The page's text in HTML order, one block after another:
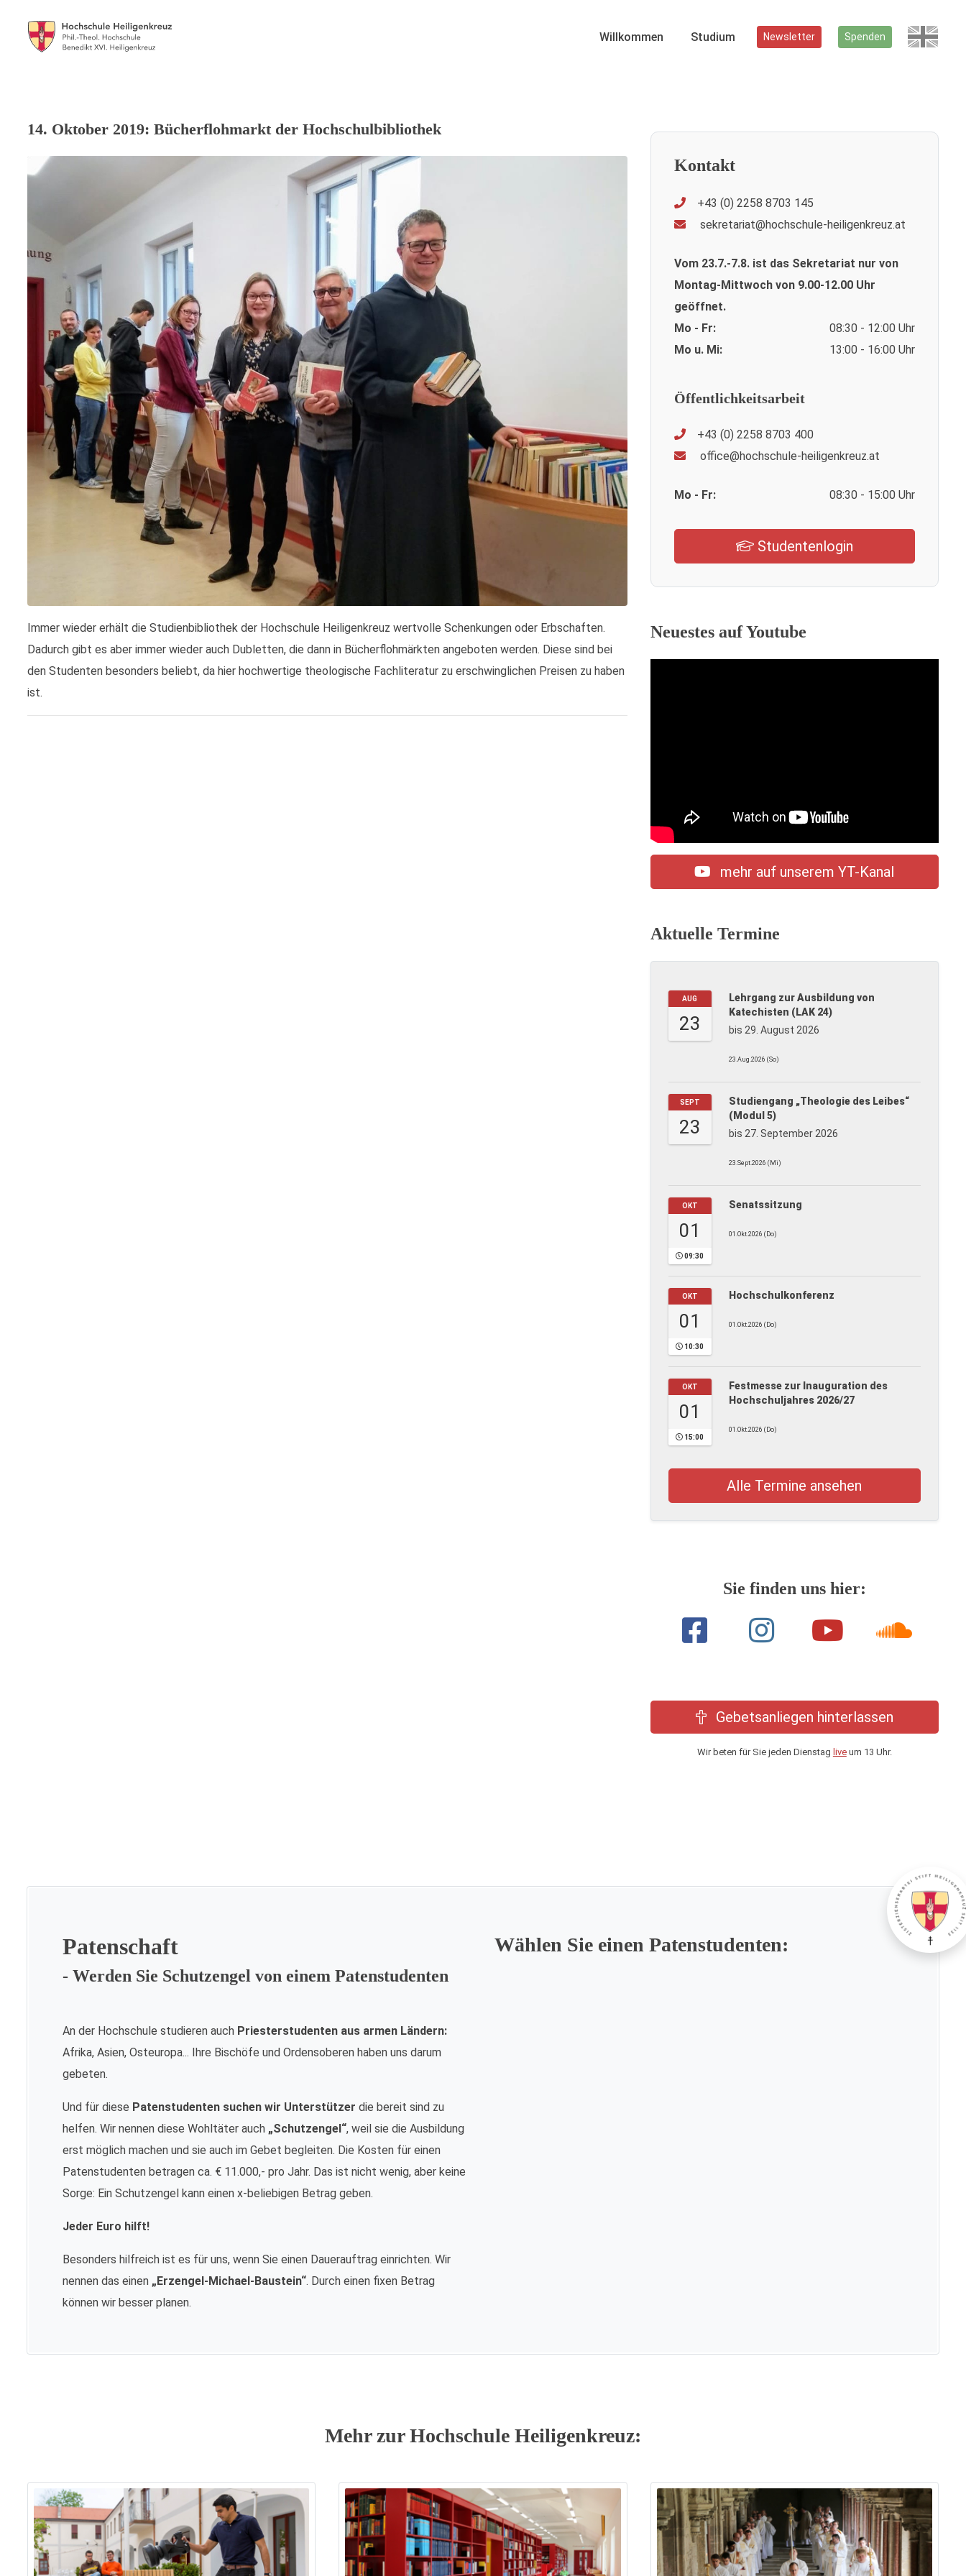
Willkommen Studium Newsletter Spenden
14. Oktober 2019: Bücherflohmarkt der Hochschulbibliothek
Immer wieder erhält die Studienbibliothek der Hochschule Heiligenkreuz wertvolle Schenkungen oder Erbschaften.
Dadurch gibt es aber immer wieder auch Dubletten, die dann in Bücherflohmärkten angeboten werden. Diese sind bei
den Studenten besonders beliebt, da hier hochwertige theologische Fachliteratur zu erschwinglichen Preisen zu haben
ist.
Kontakt
+43 (0) 2258 8703 145
sekretariat@hochschule-heiligenkreuz.at
Vom 23.7.-7.8. ist das Sekretariat nur von
Montag-Mittwoch von 9.00-12.00 Uhr
geöffnet.
Mo - Fr:
08:30 - 12:00 Uhr
Mo u. Mi:
13:00 - 16:00 Uhr
Öffentlichkeitsarbeit
+43 (0) 2258 8703 400
office@hochschule-heiligenkreuz.at
Mo - Fr: 08:30 - 15:00 Uhr
Studentenlogin
Neuestes auf Youtube
mehr auf unserem YT-Kanal
Aktuelle Termine
AUG
23
Lehrgang zur Ausbildung von
Katechisten (LAK 24)
bis 29. August 2026
23.Aug.2026 (So)
SEPT
23
Studiengang „Theologie des Leibes“
(Modul 5)
bis 27. September 2026
23.Sept.2026 (Mi)
OKT
01
09:30
Senatssitzung
01.Okt.2026 (Do)
OKT
01
10:30
Hochschulkonferenz
01.Okt.2026 (Do)
OKT
01
15:00
Festmesse zur Inauguration des
Hochschuljahres 2026/27
01.Okt.2026 (Do)
Alle Termine ansehen
Sie finden uns hier:
Gebetsanliegen hinterlassen
Wir beten für Sie jeden Dienstag liveum 13 Uhr.
Patenschaft
- Werden Sie Schutzengel von einem Patenstudenten
An der Hochschule studieren auch Priesterstudenten aus armen Ländern:
Afrika, Asien, Osteuropa... Ihre Bischöfe und Ordensoberen haben uns darum
gebeten.
Und für diese Patenstudenten suchen wir Unterstützer die bereit sind zu
helfen. Wir nennen diese Wohltäter auch „Schutzengel“, weil sie die Ausbildung
erst möglich machen und sie auch im Gebet begleiten. Die Kosten für einen
Patenstudenten betragen ca. € 11.000,- pro Jahr. Das ist nicht wenig, aber keine
Sorge: Ein Schutzengel kann einen x-beliebigen Betrag geben.
Jeder Euro hilft!
Besonders hilfreich ist es für uns, wenn Sie einen Dauerauftrag einrichten. Wir
nennen das einen „Erzengel-Michael-Baustein“. Durch einen fixen Betrag
können wir besser planen.
Wählen Sie einen Patenstudenten:
Mehr zur Hochschule Heiligenkreuz: